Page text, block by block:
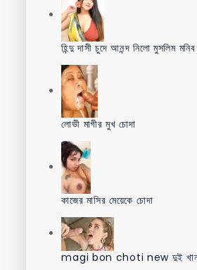
হিন্দু দাসী চুদে আনন্দ নিলো মুসলিম মনিব
লোভী মাগীর মুখ চোদা
কাজের মাসির মেয়েকে চোদা
magi bon choti new দুই